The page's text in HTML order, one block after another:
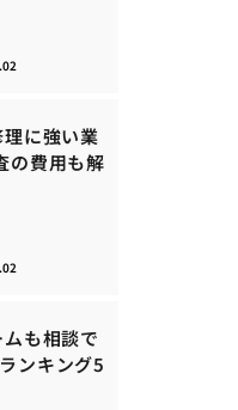
に強い業
の費用も解
も相談で
ンキング5